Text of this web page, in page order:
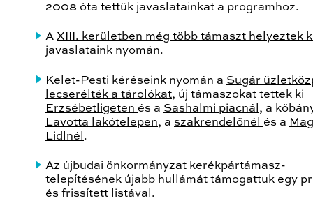
2008 óta tettük javaslatainkat a programhoz.
A XIII. kerületben még több támaszt helyeztek
javaslataink nyomán.
Kelet-Pesti kéréseink nyomán a Sugár
lecserélték a tárolókat, új támaszokat tettek ki
Erzsébetligeten és a Sashalmi piacnál , a
Lavotta lakótelepen, a szakrendelőnél és a
Lidlnél .
Az újbudai önkormányzat kerékpártámasz-
telepítésének újabb hullámát támogattuk egy
és frissített listával.